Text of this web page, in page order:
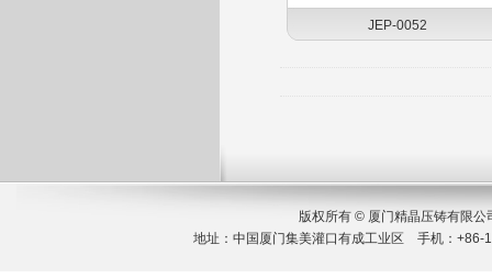
JEP-0052
版权所有 © 厦门精晶压铸有限
地址：中国厦门集美灌口有成工业区 手机：